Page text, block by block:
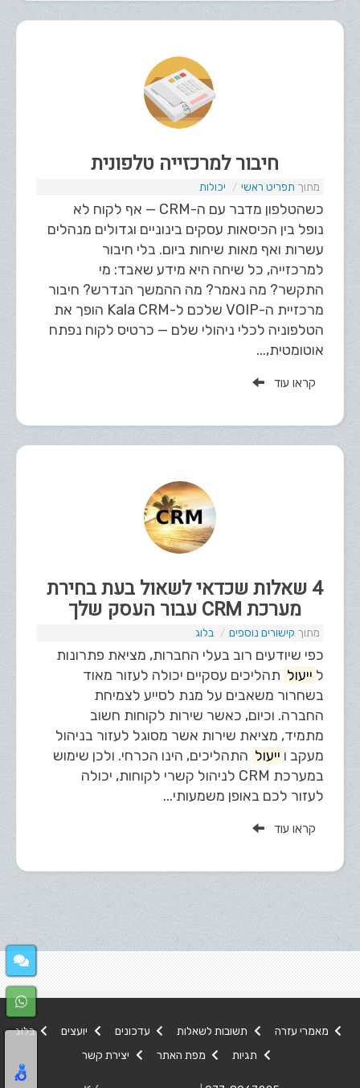
חיבור למרכזייה טלפונית
תפריט ראשי יכולות
כשהטלפון מדבר עם ה-CRM — אף לקוח לא
נופל בין הכיסאות עסקים בינוניים וגדולים מנהלים
עשרות ואף מאות שיחות ביום. בלי חיבור
למרכזייה, כל שיחה היא מידע שאבד: מי
התקשר? מה נאמר? מה ההמשך הנדרש? חיבור
מרכזיית ה-VOIP שלכם ל-Kala CRM הופך את
הטלפוניה לכלי ניהולי שלם — כרטיס לקוח נפתח
אוטומטית,...
קראו עוד
4 שאלות שכדאי לשאול בעת בחירת
מערכת CRM עבור העסק שלך
קישורים נוספים בלוג
כפי שיודעים רוב בעלי החברות, מציאת פתרונות
ל ייעול תהליכים עסקיים יכולה לעזור מאוד
בשחרור משאבים על מנת לסייע לצמיחת
החברה. וכיום, כאשר שירות לקוחות חשוב
מתמיד, מציאת שירות אשר מסוגל לעזור בניהול
מעקב ו ייעול התהליכים, הינו הכרחי. ולכן שימוש
במערכת CRM לניהול קשרי לקוחות, יכולה
לעזור לכם באופן משמעותי...
קראו עוד
מאמרי עזרה תשובות לשאלות עדכונים יועצים
בלוג
תגיות
מפת האתר יצירת קשר